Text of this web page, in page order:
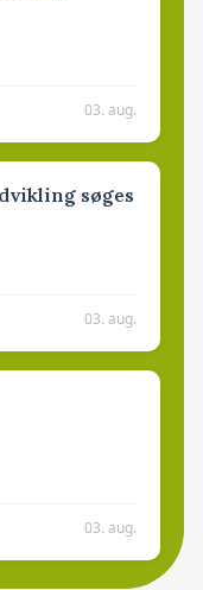
03. aug.
søges
03. aug.
03. aug.